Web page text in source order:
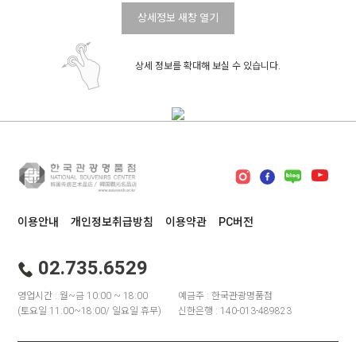
상세정보 새창 열기
상세 정보를 확대해 보실 수 있습니다.
이용안내 개인정보취급방침 이용약관 PC버전
02.735.6529
영업시간 : 월~금 10:00 ~ 18:00
(토요일 11:00~18:00/ 일요일 휴무)
예금주 : 한국관광명품점
신한은행 : 140-013-489823